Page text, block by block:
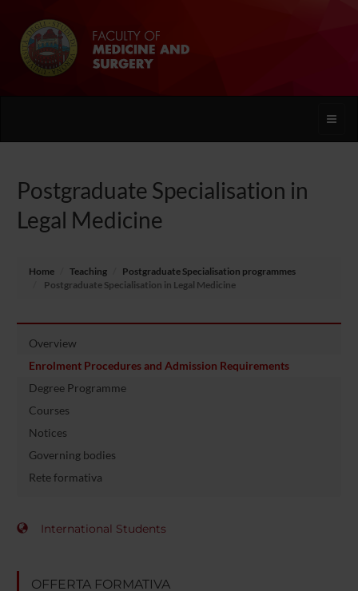
Toggle
Postgraduate Specialisation in
Legal Medicine
Home Teaching
Postgraduate Specialisation programmes
Postgraduate Specialisation in Legal Medicine
Overview
Enrolment Procedures and Admission Requirements
Degree Programme
Courses
Notices
Governing bodies
Rete formativa
International Students
OFFERTA FORMATIVA